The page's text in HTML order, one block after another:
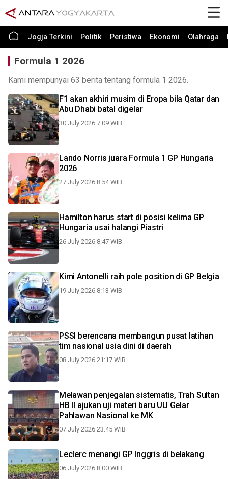
Jogja Terkini Politik Peristiwa Ekonomi Olahraga
Formula 1 2026
Kami mempunyai 63 berita tentang formula 1 2026.
F1 akan akhiri musim di Eropa bila Qatar dan
Abu Dhabi batal digelar
30 July 2026 7:09 WIB
Lando Norris juara Formula 1 GP Hungaria
2026
27 July 2026 8:54 WIB
Hamilton harus start di posisi kelima GP
Hungaria usai halangi Piastri
26 July 2026 8:47 WIB
Kimi Antonelli raih pole position di GP Belgia
19 July 2026 8:13 WIB
PSSI berencana membangun pusat latihan
tim nasional usia dini di daerah
08 July 2026 21:17 WIB
Melawan penjegalan sistematis, Trah Sultan
HB II ajukan uji materi baru UU Gelar
Pahlawan Nasional ke MK
07 July 2026 23:45 WIB
Leclerc menangi GP Inggris di belakang
06 July 2026 8:00 WIB